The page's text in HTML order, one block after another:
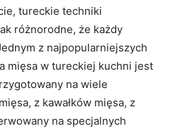
tureckie ⁣techniki
różnorodne, że​ każdy⁣
z‍ najpopularniejszych
mięsa w tureckiej kuchni jest
na wiele
⁣z ⁢kawałków mięsa, z
na specjalnych